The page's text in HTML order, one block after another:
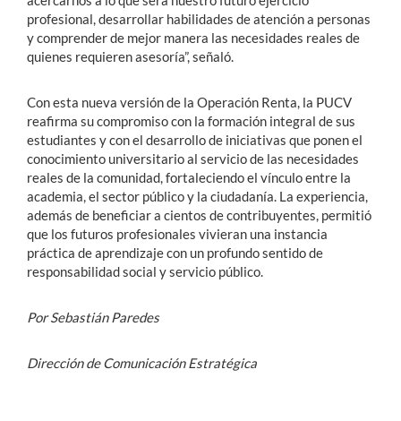
profesional, desarrollar habilidades de atención a personas
y comprender de mejor manera las necesidades reales de
quienes requieren asesoría”, señaló.
Con esta nueva versión de la Operación Renta, la PUCV
reafirma su compromiso con la formación integral de sus
estudiantes y con el desarrollo de iniciativas que ponen el
conocimiento universitario al servicio de las necesidades
reales de la comunidad, fortaleciendo el vínculo entre la
academia, el sector público y la ciudadanía. La experiencia,
además de beneficiar a cientos de contribuyentes, permitió
que los futuros profesionales vivieran una instancia
práctica de aprendizaje con un profundo sentido de
responsabilidad social y servicio público.
Por Sebastián Paredes
Dirección de Comunicación Estratégica